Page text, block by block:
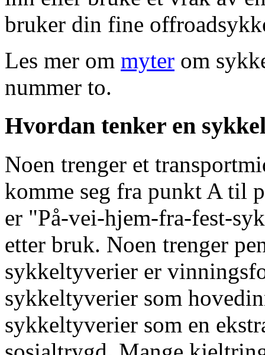
bruker din fine
Les mer om myter om
nummer to.
Hvordan tenker en
Noen trenger et
komme seg fra punkt A til
er "På-vei-hjem-fra-fest-
etter bruk. Noen trenger
sykkeltyverier er
sykkeltyverier som
sykkeltyverier som en